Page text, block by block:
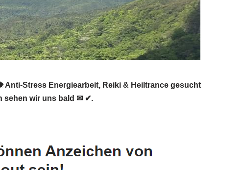
Stress Energiearbeit, Reiki & Heiltrance gesucht
sehen wir uns bald ✉ ✔.